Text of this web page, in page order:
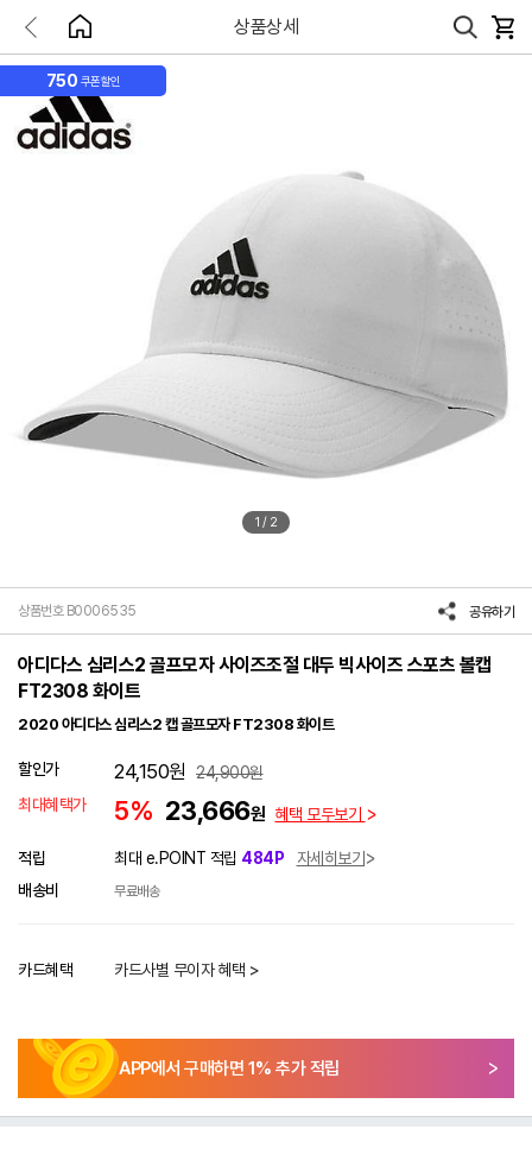
상품상세
750 쿠폰할인
1 / 2
상품번호 B0006535 공유하기
아디다스 심리스2 골프모자 사이즈조절 대두 빅사이즈 스포츠 볼캡
FT2308 화이트
2020 아디다스 심리스2 캡 골프모자 FT2308 화이트
할인가 24,150원 24,900원
최대혜택가
5% 23,666원 혜택 모두보기
적립 최대 e.POINT 적립 484P
자세히보기
배송비
무료배송
카드혜택 카드사별 무이자 혜택 >
APP에서 구매하면 1% 추가 적립